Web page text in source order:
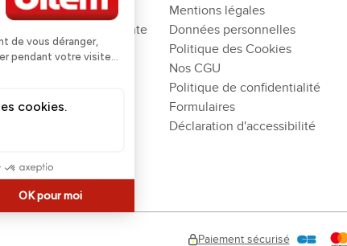
Financement
Service Après Vente
Mentions légales
Données personnelles
Politique des Cookies
Nos CGU
Politique de confidentialité
Formulaires
Déclaration d'accessibilité
Paiement sécurisé